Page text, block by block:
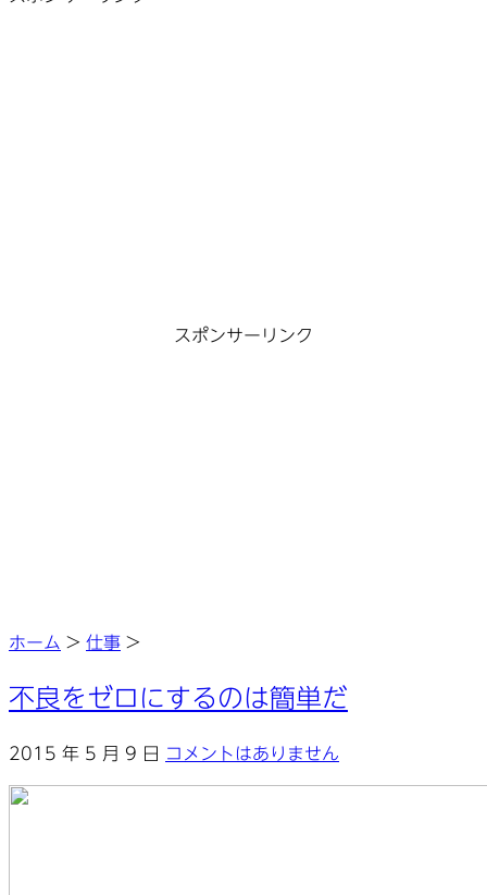
スポンサーリンク
ホーム > 仕事 >
不良をゼロにするのは簡単だ
2015 年 5 月 9 日 コメントはありません